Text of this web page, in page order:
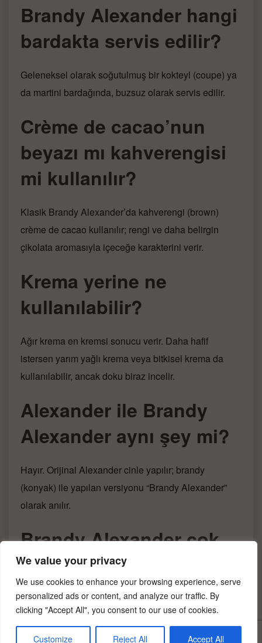
We value your privacy
We use cookies to enhance your browsing experience, serve
personalized ads or content, and analyze our traffic. By
clicking "Accept All", you consent to our use of cookies.
Customize Reject All Accept All
Brandy Alexander hangi
bardakta servis edilir?
Geleneksel olarak soğutulmuş bir kokteyl (coupe) ya
da martini bardağında, buzsuz olarak servis edilir.
Crème de cacao’nun
beyazı mı kahverengisi
mi kullanılır?
Klasik Brandy Alexander’da kahverengi (brown)
crème de cacao kullanılır; rengi ve daha belirgin
çikolata aromasıyla içeceğe karakterini verir.
Krema yerine ne
kullanılabilir?
Ağır krema en kremsi sonucu verir. Daha hafif
istersen yarım yağlı krema veya bitkisel krema da
kullanılabilir, ancak doku biraz incelir.
Alexander ile Brandy
Alexander aynı şey mi?
Hayır. Orijinal Alexander cinle yapılır; brandy
(konyak) ile yapılan versiyonu “Brandy Alexander”
olarak anılır.
Brandy Alexander çok
mu tatlı?
Evet, belirgin biçimde tatlı bir kokteyldir; bu nedenle
çoğunlukla yemek sonrası ya da tatlı yerine içilir.
Daha dengeli istersen krema oranını koruyup crème